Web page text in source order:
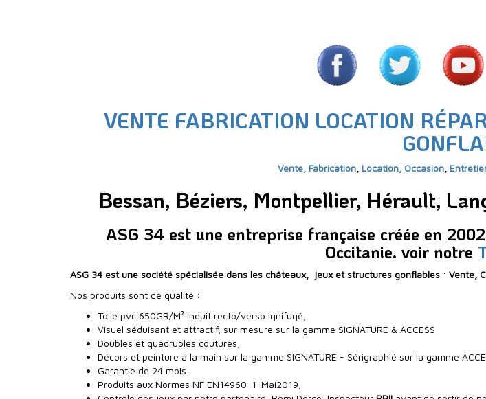
VENTE FABRICATION LOCATION
Vente, Fabrication, Location, Occasion,
Bessan, Béziers, Montpellier, Hérault,
ASG 34 est une entreprise française créée en
Occitanie. voir notre
ASG 34 est une société spécialisée dans les châteaux, jeux et structures gonflables : Vente,
Nos produits sont de qualité :
Toile pvc 650GR/M² induit recto/verso ignifugé,
Visuel séduisant et attractif, sur mesure sur la gamme SIGNATURE & ACCESS
Doubles et quadruples coutures,
Décors et peinture à la main sur la gamme SIGNATURE - Sérigraphié sur la gamme
Garantie de 24 mois.
Produits aux Normes NF EN14960-1-Mai2019,